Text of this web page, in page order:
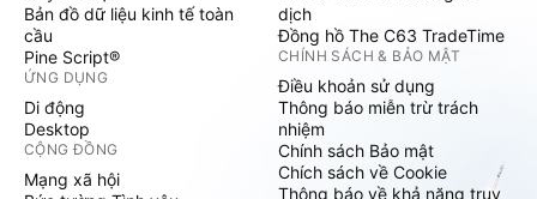
Bản đồ dữ liệu kinh tế toàn
cầu
Pine Script®
ỨNG DỤNG
Di động
Desktop
CỘNG ĐỒNG
Mạng xã hội
dịch
Đồng hồ The C63 TradeTime
CHÍNH SÁCH & BẢO MẬT
Điều khoản sử dụng
Thông báo miễn trừ trách
nhiệm
Chính sách Bảo mật
Chích sách về Cookie
Thông báo về khả năng truy